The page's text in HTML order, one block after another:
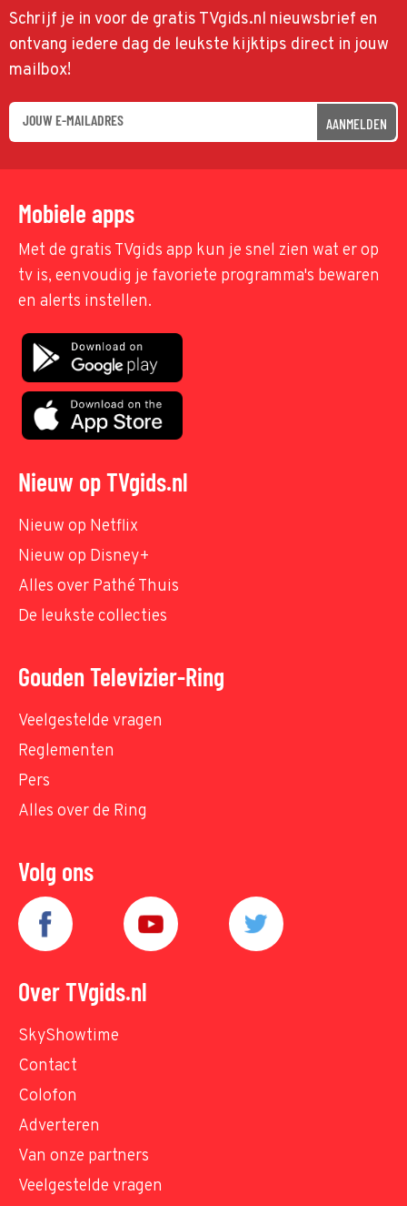
Schrijf je in voor de gratis TVgids.nl nieuwsbrief en
ontvang iedere dag de leukste kijktips direct in jouw
mailbox!
AANMELDEN
Mobiele apps
Met de gratis TVgids app kun je snel zien wat er op
tv is, eenvoudig je favoriete programma's bewaren
en alerts instellen.
Nieuw op TVgids.nl
Nieuw op Netflix
Nieuw op Disney+
Alles over Pathé Thuis
De leukste collecties
Gouden Televizier-Ring
Veelgestelde vragen
Reglementen
Pers
Alles over de Ring
Volg ons
Over TVgids.nl
SkyShowtime
Contact
Colofon
Adverteren
Van onze partners
Veelgestelde vragen